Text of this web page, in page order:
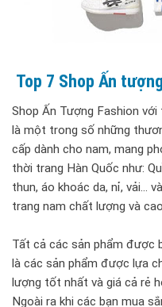
Top 7 Shop Ấn
Shop Ấn Tượng Fashion
là một trong số những
cấp dành cho nam, mang
thời trang Hàn Quốc như:
thun, áo khoác da, nỉ, vải...
trang nam chất lượng và
Tất cả các sản phẩm được
là các sản phẩm được lựa
lượng tốt nhất và giá cả rẻ
Ngoài ra khi các bạn mua